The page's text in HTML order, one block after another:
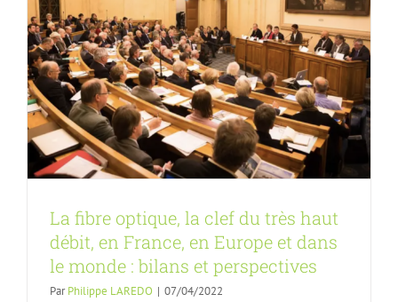
La fibre optique, la clef du très haut
débit, en France, en Europe et dans
le monde : bilans et perspectives
ParPhilippe LAREDO | 07/04/2022